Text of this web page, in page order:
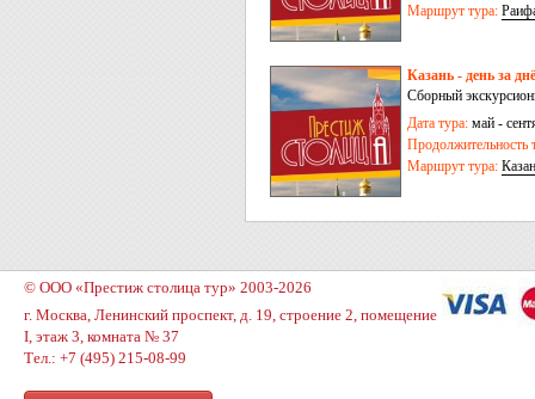
Маршрут тура:
Казань - день за
Сборный
Дата тура: май -
Продолжительность
Маршрут тура:
© ООО «Престиж столица тур» 2003-2026
г. Москва, Ленинский проспект, д. 19, строение 2, помещение
I, этаж 3, комната № 37
Тел.: +7 (495) 215-08-99